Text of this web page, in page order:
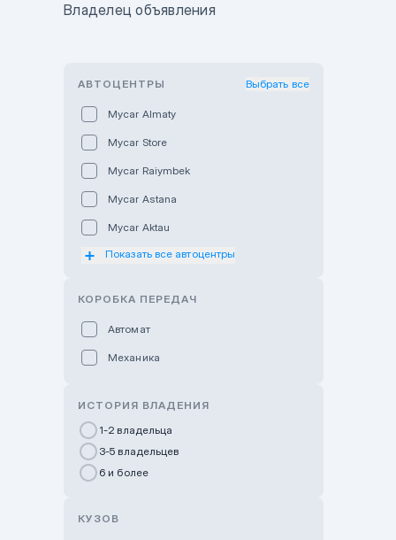
Владелец объявления
АВТОЦЕНТРЫ Выбрать все
Mycar Almaty
Mycar Store
Mycar Raiymbek
Mycar Astana
Mycar Aktau
Mycar Uralsk
GWM Nurly Zhol
Chery Astana
Показать все автоцентры
КОРОБКА ПЕРЕДАЧ
Автомат
Механика
ИСТОРИЯ ВЛАДЕНИЯ
1-2 владельца
3-5 владельцев
6 и более
КУЗОВ